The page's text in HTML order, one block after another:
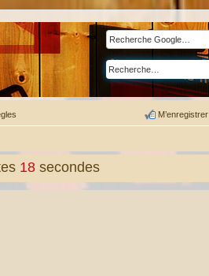
M’enregistrer
19 secondes